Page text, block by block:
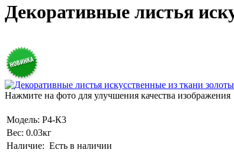
Декоративные листья
Нажмите на фото для улучшения качества изображения
Модель: Р4-К3
Вес: 0.03кг
Наличие: Есть в наличии